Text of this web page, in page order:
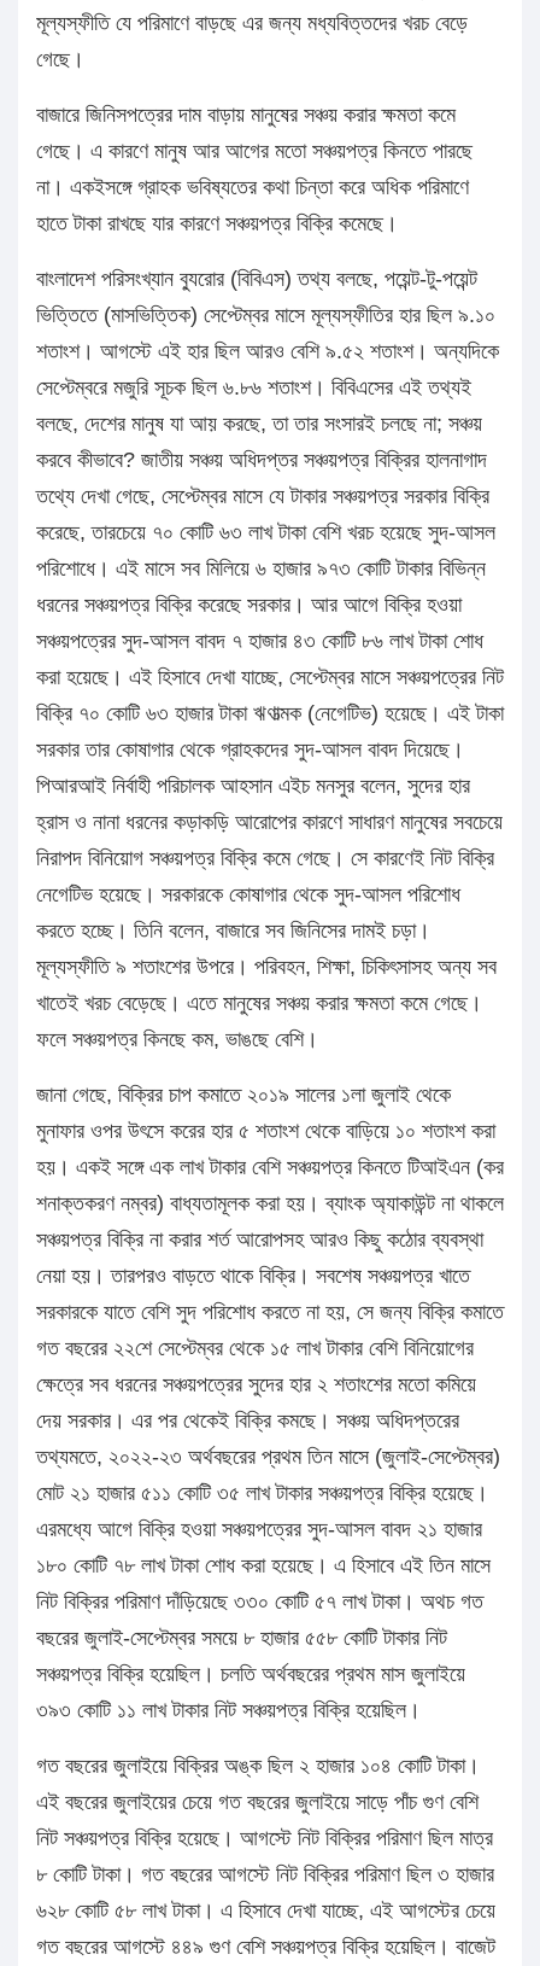
মূল্যস্ফীতি যে পরিমাণে বাড়ছে এর জন্য মধ্যবিত্তদের খরচ বেড়ে
গেছে।
বাজারে জিনিসপত্রের দাম বাড়ায় মানুষের সঞ্চয় করার ক্ষমতা কমে
গেছে। এ কারণে মানুষ আর আগের মতো সঞ্চয়পত্র কিনতে পারছে
না। একইসঙ্গে গ্রাহক ভবিষ্যতের কথা চিন্তা করে অধিক পরিমাণে
হাতে টাকা রাখছে যার কারণে সঞ্চয়পত্র বিক্রি কমেছে।
বাংলাদেশ পরিসংখ্যান ব্যুরোর (বিবিএস) তথ্য বলছে, পয়েন্ট-টু-পয়েন্ট
ভিত্তিতে (মাসভিত্তিক) সেপ্টেম্বর মাসে মূল্যস্ফীতির হার ছিল ৯.১০
শতাংশ। আগস্টে এই হার ছিল আরও বেশি ৯.৫২ শতাংশ। অন্যদিকে
সেপ্টেম্বরে মজুরি সূচক ছিল ৬.৮৬ শতাংশ। বিবিএসের এই তথ্যই
বলছে, দেশের মানুষ যা আয় করছে, তা তার সংসারই চলছে না; সঞ্চয়
করবে কীভাবে? জাতীয় সঞ্চয় অধিদপ্তর সঞ্চয়পত্র বিক্রির হালনাগাদ
তথ্যে দেখা গেছে, সেপ্টেম্বর মাসে যে টাকার সঞ্চয়পত্র সরকার বিক্রি
করেছে, তারচেয়ে ৭০ কোটি ৬৩ লাখ টাকা বেশি খরচ হয়েছে সুদ-আসল
পরিশোধে। এই মাসে সব মিলিয়ে ৬ হাজার ৯৭৩ কোটি টাকার বিভিন্ন
ধরনের সঞ্চয়পত্র বিক্রি করেছে সরকার। আর আগে বিক্রি হওয়া
সঞ্চয়পত্রের সুদ-আসল বাবদ ৭ হাজার ৪৩ কোটি ৮৬ লাখ টাকা শোধ
করা হয়েছে। এই হিসাবে দেখা যাচ্ছে, সেপ্টেম্বর মাসে সঞ্চয়পত্রের নিট
বিক্রি ৭০ কোটি ৬৩ হাজার টাকা ঋণাত্মক (নেগেটিভ) হয়েছে। এই টাকা
সরকার তার কোষাগার থেকে গ্রাহকদের সুদ-আসল বাবদ দিয়েছে।
পিআরআই নির্বাহী পরিচালক আহসান এইচ মনসুর বলেন, সুদের হার
হ্রাস ও নানা ধরনের কড়াকড়ি আরোপের কারণে সাধারণ মানুষের সবচেয়ে
নিরাপদ বিনিয়োগ সঞ্চয়পত্র বিক্রি কমে গেছে। সে কারণেই নিট বিক্রি
নেগেটিভ হয়েছে। সরকারকে কোষাগার থেকে সুদ-আসল পরিশোধ
করতে হচ্ছে। তিনি বলেন, বাজারে সব জিনিসের দামই চড়া।
মূল্যস্ফীতি ৯ শতাংশের উপরে। পরিবহন, শিক্ষা, চিকিৎসাসহ অন্য সব
খাতেই খরচ বেড়েছে। এতে মানুষের সঞ্চয় করার ক্ষমতা কমে গেছে।
ফলে সঞ্চয়পত্র কিনছে কম, ভাঙছে বেশি।
জানা গেছে, বিক্রির চাপ কমাতে ২০১৯ সালের ১লা জুলাই থেকে
মুনাফার ওপর উৎসে করের হার ৫ শতাংশ থেকে বাড়িয়ে ১০ শতাংশ করা
হয়। একই সঙ্গে এক লাখ টাকার বেশি সঞ্চয়পত্র কিনতে টিআইএন (কর
শনাক্তকরণ নম্বর) বাধ্যতামূলক করা হয়। ব্যাংক অ্যাকাউন্ট না থাকলে
সঞ্চয়পত্র বিক্রি না করার শর্ত আরোপসহ আরও কিছু কঠোর ব্যবস্থা
নেয়া হয়। তারপরও বাড়তে থাকে বিক্রি। সবশেষ সঞ্চয়পত্র খাতে
সরকারকে যাতে বেশি সুদ পরিশোধ করতে না হয়, সে জন্য বিক্রি কমাতে
গত বছরের ২২শে সেপ্টেম্বর থেকে ১৫ লাখ টাকার বেশি বিনিয়োগের
ক্ষেত্রে সব ধরনের সঞ্চয়পত্রের সুদের হার ২ শতাংশের মতো কমিয়ে
দেয় সরকার। এর পর থেকেই বিক্রি কমছে। সঞ্চয় অধিদপ্তরের
তথ্যমতে, ২০২২-২৩ অর্থবছরের প্রথম তিন মাসে (জুলাই-সেপ্টেম্বর)
মোট ২১ হাজার ৫১১ কোটি ৩৫ লাখ টাকার সঞ্চয়পত্র বিক্রি হয়েছে।
এরমধ্যে আগে বিক্রি হওয়া সঞ্চয়পত্রের সুদ-আসল বাবদ ২১ হাজার
১৮০ কোটি ৭৮ লাখ টাকা শোধ করা হয়েছে। এ হিসাবে এই তিন মাসে
নিট বিক্রির পরিমাণ দাঁড়িয়েছে ৩৩০ কোটি ৫৭ লাখ টাকা। অথচ গত
বছরের জুলাই-সেপ্টেম্বর সময়ে ৮ হাজার ৫৫৮ কোটি টাকার নিট
সঞ্চয়পত্র বিক্রি হয়েছিল। চলতি অর্থবছরের প্রথম মাস জুলাইয়ে
৩৯৩ কোটি ১১ লাখ টাকার নিট সঞ্চয়পত্র বিক্রি হয়েছিল।
গত বছরের জুলাইয়ে বিক্রির অঙ্ক ছিল ২ হাজার ১০৪ কোটি টাকা।
এই বছরের জুলাইয়ের চেয়ে গত বছরের জুলাইয়ে সাড়ে পাঁচ গুণ বেশি
নিট সঞ্চয়পত্র বিক্রি হয়েছে। আগস্টে নিট বিক্রির পরিমাণ ছিল মাত্র
৮ কোটি টাকা। গত বছরের আগস্টে নিট বিক্রির পরিমাণ ছিল ৩ হাজার
৬২৮ কোটি ৫৮ লাখ টাকা। এ হিসাবে দেখা যাচ্ছে, এই আগস্টের চেয়ে
গত বছরের আগস্টে ৪৪৯ গুণ বেশি সঞ্চয়পত্র বিক্রি হয়েছিল। বাজেট